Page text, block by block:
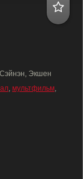
Экшен
, мультфильм,